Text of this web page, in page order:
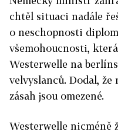
chtěl situaci nadále
o neschopnosti
všemohoucnosti,
Westerwelle na
velvyslanců. Dodal,
zásah jsou omezené.
Westerwelle nicméně